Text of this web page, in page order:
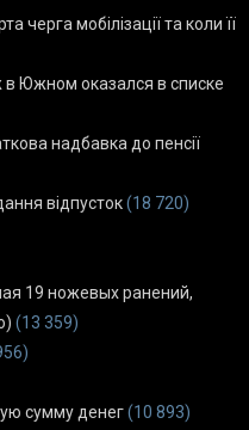
черга мобілізації та коли її
в Южном оказался в списке
надбавка до пенсії
відпусток(18 720)
19 ножевых ранений,
(13 359)
сумму денег(10 893)